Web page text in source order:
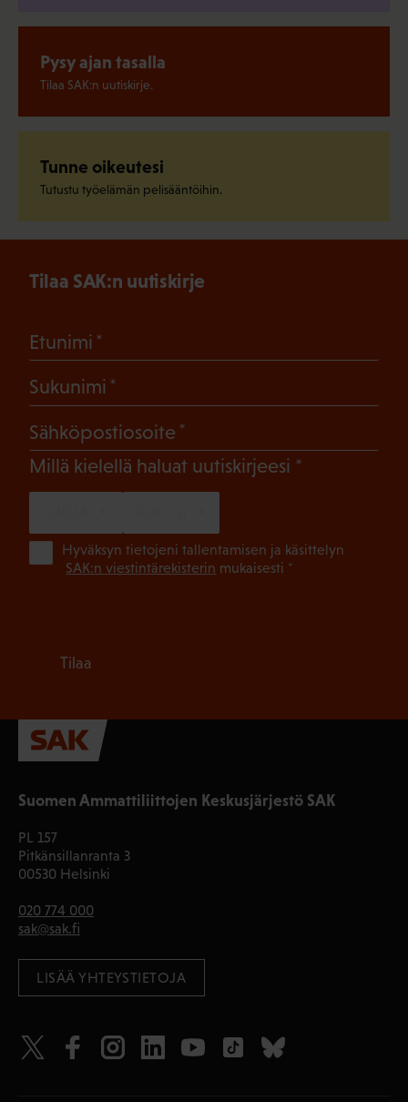
Pysy ajan tasalla
Tilaa SAK:n uutiskirje.
Tunne oikeutesi
Tutustu työelämän pelisääntöihin.
Suomen Ammattiliittojen Keskusjärjestö SAK
PL 157
Pitkänsillanranta 3
00530 Helsinki
020 774 000
sak@sak.fi
LISÄÄ YHTEYSTIETOJA
Tilaa SAK:n uutiskirje
Etunimi
Sukunimi
Sähköpostiosoite
Millä kielellä haluat uutiskirjeesi (Pakollinen)
Hyväksyn tietojeni tallentamisen ja käsittelyn
SAK:n viestintärekisterin mukaisesti *
Tilaa